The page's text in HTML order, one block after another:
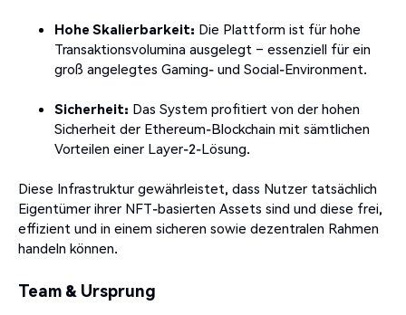
Hohe Skalierbarkeit: Die Plattform ist für hohe
Transaktionsvolumina ausgelegt – essenziell für ein
groß angelegtes Gaming- und Social-Environment.
Sicherheit: Das System profitiert von der hohen
Sicherheit der Ethereum-Blockchain mit sämtlichen
Vorteilen einer Layer-2-Lösung.
Diese Infrastruktur gewährleistet, dass Nutzer tatsächlich
Eigentümer ihrer NFT-basierten Assets sind und diese frei,
effizient und in einem sicheren sowie dezentralen Rahmen
handeln können.
Team & Ursprung